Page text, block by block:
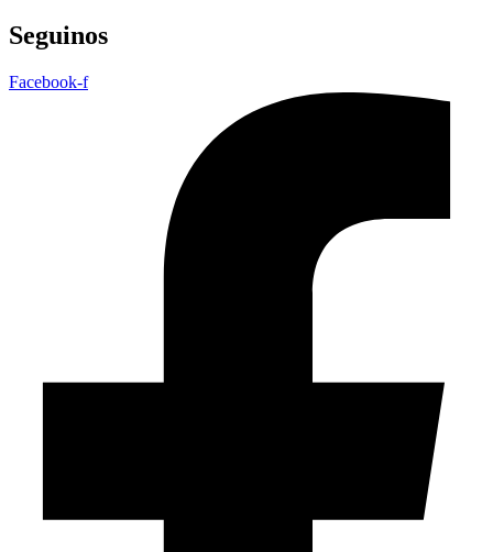
Seguinos
Facebook-f